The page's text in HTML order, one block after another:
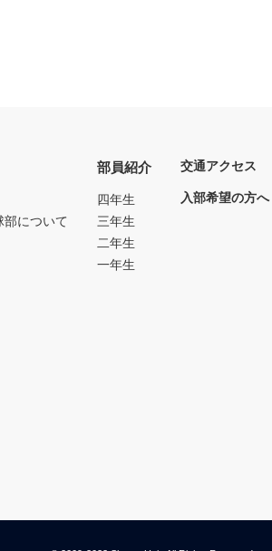
部について
部員紹介
四年生
三年生
二年生
一年生
交通アクセス
入部希望の方へ